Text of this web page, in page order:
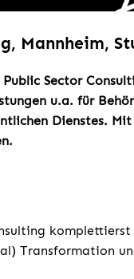
Mannheim,
Sector
u.a. für
Dienstes.
Transformation